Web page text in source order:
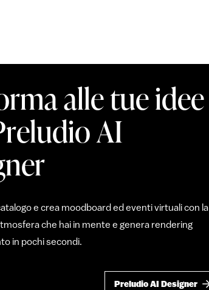
alle tue idee
AI
e crea moodboard ed eventi virtuali con la
che hai in mente e genera rendering
in pochi secondi.
Preludio AI Designer